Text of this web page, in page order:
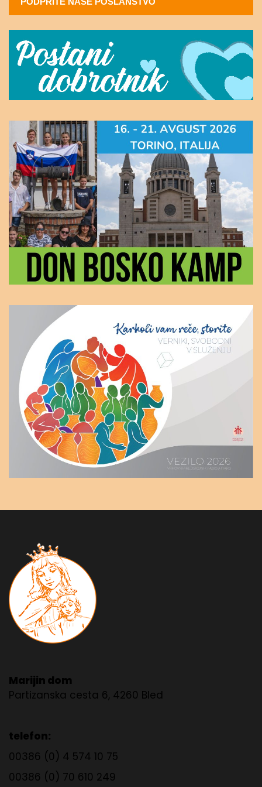
Marijin dom
Partizanska cesta 6, 4260 Bled
telefon:
00386 (0) 4 574 10 75
00386 (0) 70 610 249